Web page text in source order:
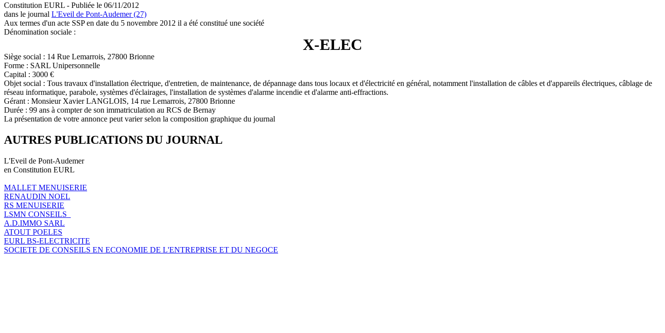
Constitution EURL - Publiée le 06/11/2012
dans le journal L'Eveil de Pont-Audemer (27)
Aux termes d'un acte SSP en date du 5 novembre 2012 il a été constitué une société
Dénomination sociale :
X-ELEC
Siège social : 14 Rue Lemarrois, 27800 Brionne
Forme : SARL Unipersonnelle
Capital : 3000 €
Objet social : Tous travaux d'installation électrique, d'entretien, de maintenance, de dépannage dans tous locaux et d'électricité en général, notamment l'installation de câbles et d'appareils électriques, câblage de
réseau informatique, parabole, systèmes d'éclairages, l'installation de systèmes d'alarme incendie et d'alarme anti-effractions.
Gérant : Monsieur Xavier LANGLOIS, 14 rue Lemarrois, 27800 Brionne
Durée : 99 ans à compter de son immatriculation au RCS de Bernay
La présentation de votre annonce peut varier selon la composition graphique du journal
AUTRES PUBLICATIONS DU JOURNAL
L'Eveil de Pont-Audemer
en Constitution EURL
MALLET MENUISERIE
RENAUDIN NOEL
RS MENUISERIE
LSMN CONSEILS
A.D.IMMO SARL
ATOUT POELES
EURL BS-ELECTRICITE
SOCIETE DE CONSEILS EN ECONOMIE DE L'ENTREPRISE ET DU NEGOCE